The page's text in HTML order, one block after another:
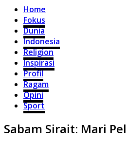
Home
Fokus
Dunia
Indonesia
Religion
Inspirasi
Profil
Ragam
Opini
Sport
Sabam Sirait: Mari